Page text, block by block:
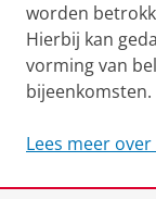
worden
Hierbij kan
vorming van
bijeenkomsten.
Lees meer